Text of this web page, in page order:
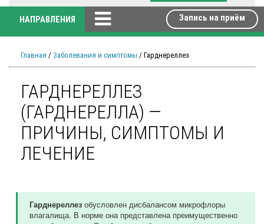
НАПРАВЛЕНИЯ Запись на приём
Главная / Заболевания и симптомы / Гарднереллез
ГАРДНЕРЕЛЛЕЗ
(ГАРДНЕРЕЛЛА) —
ПРИЧИНЫ, СИМПТОМЫ И
ЛЕЧЕНИЕ
Гарднереллез обусловлен дисбалансом микрофлоры
влагалища. В норме она представлена преимущественно